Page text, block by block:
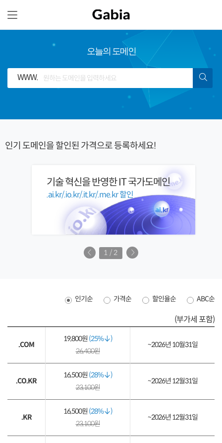
오늘의 도메인
WWW.
인기 도메인을할인된 가격으로등록하세요!
기술 혁신을 반영한 IT 국가도메인
.ai.kr/.io.kr/.it.kr/.me.kr 할인
1 / 2
인기순 가격순 할인율순 ABC순
(부가세 포함)
.COM
19,800원 (25%
)
26,400원
~2026년 10월31일
.CO.KR
16,500원 (28%
)
23,100원
~2026년 12월31일
.KR
16,500원 (28%
)
23,100원
~2026년 12월31일